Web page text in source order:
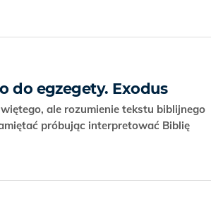
do egzegety. Exodus
ale rozumienie tekstu biblijnego
próbując interpretować Biblię